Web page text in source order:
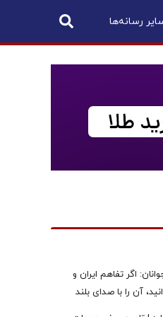
رسانه‌ها
اگر تفاهم ایران و
آن را با صدای بلند
منفعل نمانید